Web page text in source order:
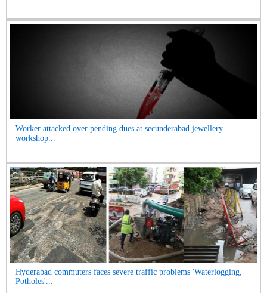
Worker attacked over pending dues at secunderabad jewellery
workshop...
Hyderabad commuters faces severe traffic problems 'Waterlogging,
Potholes'...